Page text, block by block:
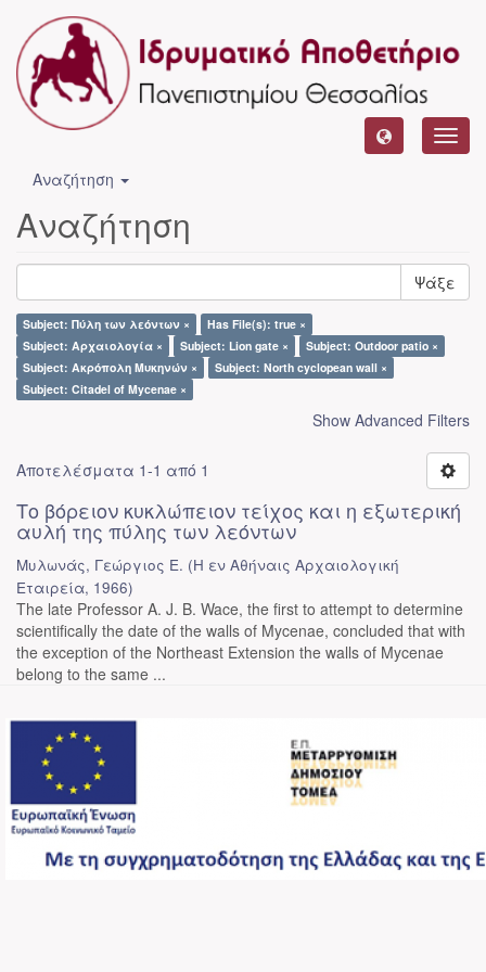
Αναζήτηση
Αναζήτηση
Ψάξε
Subject: Πύλη των λεόντων ×
Has File(s): true ×
Subject: Αρχαιολογία ×
Subject: Lion gate ×
Subject: Outdoor patio ×
Subject: Ακρόπολη Μυκηνών ×
Subject: North cyclopean wall ×
Subject: Citadel of Mycenae ×
Show Advanced Filters
Αποτελέσματα 1-1 από 1
Το βόρειον κυκλώπειον τείχος και η εξωτερική
αυλή της πύλης των λεόντων
Μυλωνάς, Γεώργιος Ε. (Η εν Αθήναις Αρχαιολογική
Εταιρεία, 1966)
The late Professor A. J. B. Wace, the first to attempt to determine
scientifically the date of the walls of Mycenae, concluded that with
the exception of the Northeast Extension the walls of Mycenae
belong to the same ...